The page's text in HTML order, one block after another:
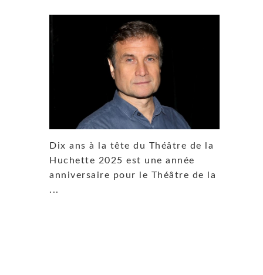
Dix ans à la tête du Théâtre de la
Huchette 2025 est une année
anniversaire pour le Théâtre de la
...